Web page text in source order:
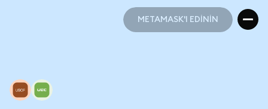
METAMASK'I EDİNİN